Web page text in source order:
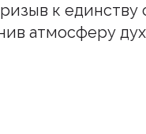
к
атмосферу